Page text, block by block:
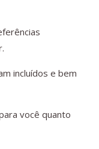
incluídos e bem
você quanto